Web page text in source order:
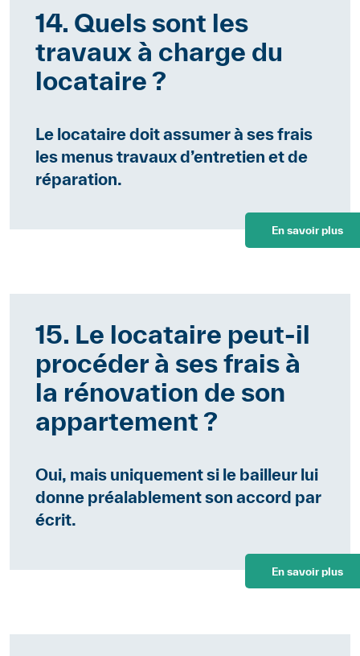
14. Quels sont les
travaux à charge du
locataire ?
Le locataire doit assumer à ses frais
les menus travaux d’entretien et de
réparation.
En savoir plus
15. Le locataire peut-il
procéder à ses frais à
la rénovation de son
appartement ?
Oui, mais uniquement si le bailleur lui
donne préalablement son accord par
écrit.
En savoir plus